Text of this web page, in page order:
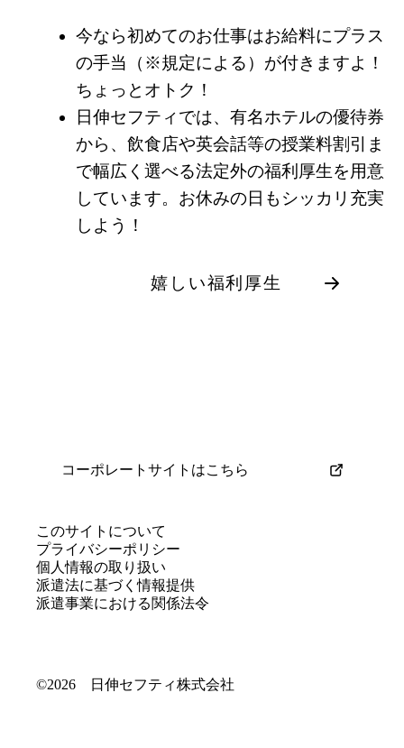
今なら初めてのお仕事はお給料にプラス
の手当（※規定による）が付きますよ！
ちょっとオトク！
日伸セフティでは、有名ホテルの優待券
から、飲食店や英会話等の授業料割引ま
で幅広く選べる法定外の福利厚生を用意
しています。お休みの日もシッカリ充実
しよう！
嬉しい福利厚生
コーポレートサイトはこちら
このサイトについて
プライバシーポリシー
個人情報の取り扱い
派遣法に基づく情報提供
派遣事業における関係法令
©2026 日伸セフティ株式会社